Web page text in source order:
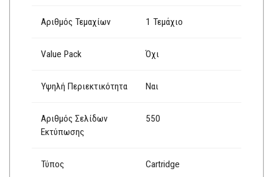
Αριθμός Τεμαχίων 1 Τεμάχιο
Value Pack Όχι
Υψηλή Περιεκτικότητα Ναι
Αριθμός Σελίδων
Εκτύπωσης
550
Τύπος Cartridge